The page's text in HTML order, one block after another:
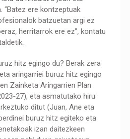
“Batez ere kontzeptuak
batzuetan argi ez
herritarrok ere ez”, kontatu
hitz egingo du? Berak zera
aringarriei buruz hitz egingo
Zainketa Aringarrien Plan
27), eta asmatutako hiru
ditut (Juan, Ane eta
buruz hitz egiteko eta
izan daitezkeen